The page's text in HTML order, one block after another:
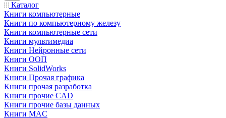
Каталог
Книги компьютерные
Книги по компьютерному железу
Книги компьютерные сети
Книги мультимедиа
Книги Нейронные сети
Книги ООП
Книги SolidWorks
Книги Прочая графика
Книги прочая разработка
Книги прочие CAD
Книги прочие базы данных
Книги MAC